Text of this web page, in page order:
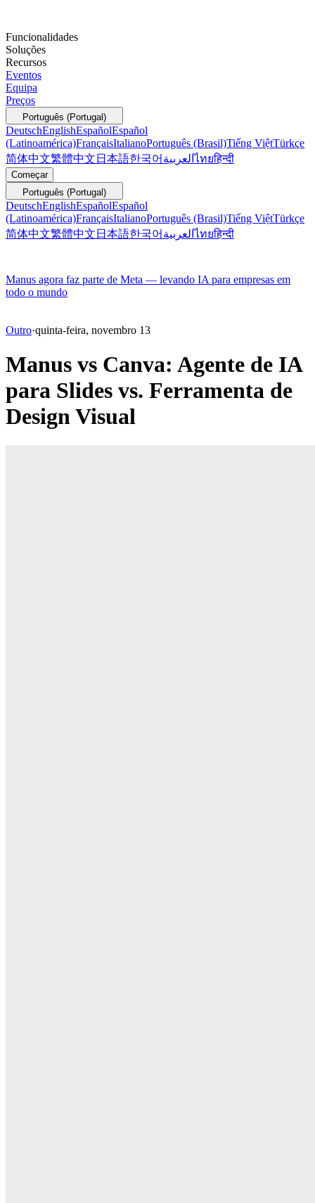
Funcionalidades
Soluções
Recursos
Eventos
Equipa
Preços
Português (Portugal)
DeutschEnglishEspañolEspañol
(Latinoamérica)FrançaisItalianoPortuguês (Brasil)Tiếng ViệtTürkçe
简体中文繁體中文 日本語한국어 العربيةไทยहिन्दी
Começar
Português (Portugal)
DeutschEnglishEspañolEspañol
(Latinoamérica)FrançaisItalianoPortuguês (Brasil)Tiếng ViệtTürkçe
简体中文繁體中文 日本語한국어 العربيةไทยहिन्दी
Manus agora faz parte de Meta — levando IA para empresas em
todo o mundo
Outro·quinta-feira, novembro 13
Manus vs Canva: Agente de IA
para Slides vs. Ferramenta de
Design Visual